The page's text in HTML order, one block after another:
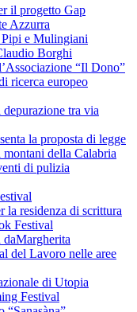
il progetto Gap
Azzurra
e Mulingiani
Borghi
“Il Dono”
ricerca europeo
tra via
la proposta di legge
della Calabria
di pulizia
residenza di scrittura
Festival
Lavoro nelle aree
di Utopia
Festival